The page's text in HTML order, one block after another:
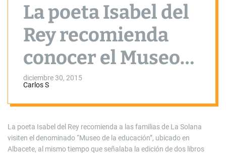
La poeta Isabel del
Rey recomienda
conocer el Museo
del Niño de
Albacete
diciembre 30, 2015
Carlos S
La poeta Isabel del Rey recomienda a las familias de La Solana
visiten el denominado “Museo de la educación”, ubicado en
Albacete, al mismo tiempo que señalaba la edición de dos libros